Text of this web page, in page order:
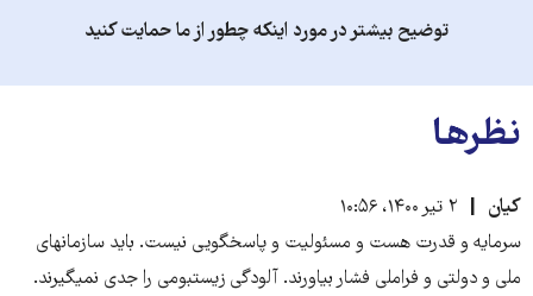
توضیح بیشتر در مورد اینکه چطور از ما حمایت کنید
نظرها
کیان
۲ تیر ۱۴۰۰، ۱۰:۵۶
سرمایه و قدرت هست و مسئولیت و پاسخگویی نیست. باید سازمانهای
ملی و دولتی و فراملی فشار بیاورند. آلودگی زیستبومی را جدی نمیگیرند.